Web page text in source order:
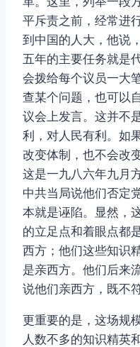
平斥责之前，经常进
到中国的人大，他说
五年的主要任务就是
会拨给每个议员一大
查某个问题，也可以
议会上发言。这并不
利，对人民有利。如
改变体制，也不会改
这是一九八六年九月
中共当局说他们否定
本就是诬陷。显然，
的立足点和着眼点都
西方；他们这些知识
是亲西方。他们后来
说他们亲西方，既不
更重要的是，这场规
人数不多的知识精英